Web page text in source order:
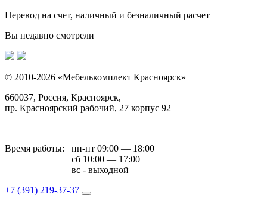
Перевод на счет, наличный и безналичный расчет
Вы недавно смотрели
© 2010-2026 «Мебелькомплект Красноярск»
660037, Россия, Красноярск,
пр. Красноярский рабочий, 27 корпус 92
Время работы:
пн-пт 09:00 — 18:00
сб 10:00 — 17:00
вс - выходной
+7 (391) 219-37-37